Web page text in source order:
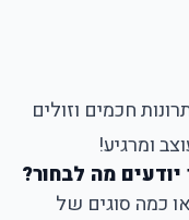
ומרגיע!
מה לבחור?
כמה סוגים של